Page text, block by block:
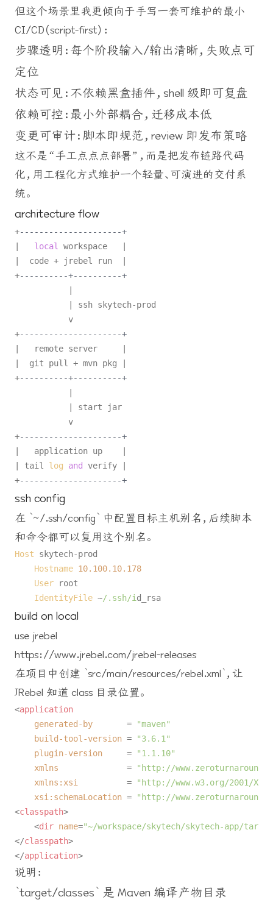
但这个场景里我更倾向于手写一套可维护的最小
CI/CD（script-first）：
步骤透明：每个阶段输入/输出清晰，失败点可
定位
状态可见：不依赖黑盒插件，shell 级即可复盘
依赖可控：最小外部耦合，迁移成本低
变更可审计：脚本即规范，review 即发布策略
这不是“手工点点点部署”，而是把发布链路代码
化，用工程化方式维护一个轻量、可演进的交付系
统。
architecture flow
+---------------------+
local
workspace   |
|  code + jrebel run  |
+----------+----------+
           | ssh skytech-prod
           v
+---------------------+
|   remote server     |
|  git pull + mvn pkg |
+----------+----------+
           | start jar
           v
+---------------------+
|   application up    |
| tail log and
verify |
+---------------------+
ssh config
在 `~/.ssh/config` 中配置目标主机别名，后续脚本
和命令都可以复用这个别名。
Host skytech-prod
Hostname 10.100.10.178
User root
IdentityFile ~/.ssh/i
build on local
use jrebel
https://www.jrebel.com/jrebel-releases
在项目中创建 `src/main/resources/rebel.xml`，让
JRebel 知道 class 目录位置。
<application
generated-by
       =
"maven"
build-tool-version =
"3.6.1"
plugin-version
     =
"1.1.10"
xmlns
              =
"http://
xmlns:xsi
          =
"http://www.w3.org/2001/
xsi:schemaLocation =
"http://
<classpath>
<dir name="~/workspace/skytech/skytech-app/
</classpath>
</application>
说明：
`target/classes` 是 Maven 编译产物目录